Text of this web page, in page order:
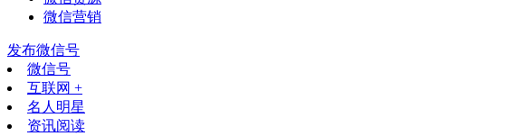
微信营销
发布微信号
微信号
互联网 +
名人明星
资讯阅读